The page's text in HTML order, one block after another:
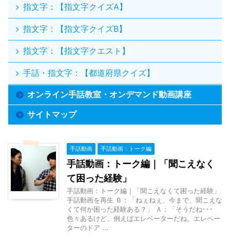
指文字：【指文字クイズA】
指文字：【指文字クイズB】
指文字：【指文字クエスト】
手話・指文字：【都道府県クイズ】
オンライン手話教室・オンデマンド動画講座
サイトマップ
手話動画 手話動画：トーク編
手話動画：トーク編｜「聞こえなく
て困った経験」
手話動画：トーク編｜「聞こえなくて困った経験」
手話動画を再生 Ｂ：「ねぇねぇ、今まで、聞こえな
くて何か困った経験ある？」 Ａ：「そうだね･･･
色々あるけど、例えばエレベーターだね。エレベー
ターのドア ...